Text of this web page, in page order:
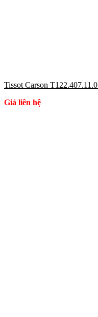
Tissot Carson
Giá liên hệ